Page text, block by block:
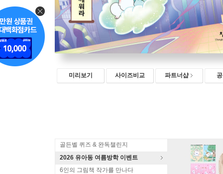
미리보기 사이즈비교 파트너샵
골든벨 퀴즈 & 완독챌린지
2026 유아동 여름방학 이벤트
6인의 그림책 작가를 만나다